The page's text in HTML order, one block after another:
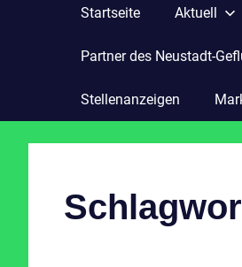
Startseite Aktuell
Partner des Neustadt-
Stellenanzeigen